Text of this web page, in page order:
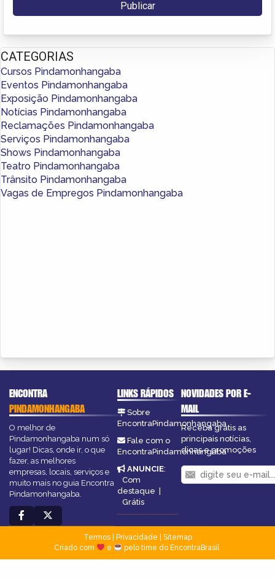
CATEGORIAS
Cursos Pindamonhangaba
Eventos Pindamonhangaba
Exposição Pindamonhangaba
Notícias Pindamonhangaba
Reclamações Pindamonhangaba
Serviços Pindamonhangaba
Shows Pindamonhangaba
Teatro Pindamonhangaba
Trânsito Pindamonhangaba
Vagas de Empregos Pindamonhangaba
ENCONTRA
PINDAMONHANGABA
O melhor de
Pindamonhangaba num só
lugar! Dicas, onde ir, o que
fazer, as melhores
empresas, locais, serviços e
muito mais no guia Encontra
Pindamonhangaba.
LINKS RÁPIDOS
Sobre
EncontraPindamonhangaba
Fale com o
EncontraPindamonhangaba
ANUNCIE:
Com
destaque
Grátis
NOVIDADES POR E-
MAIL
Receba grátis as
principais notícias,
dicas e promoções
Termos| Privacidade
Sitemap
Criado com
e pelo time do EncontraBrasil